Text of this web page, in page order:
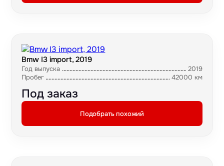
Bmw I3 import, 2019
Год выпуска
2019
Пробег
42000 км
Под заказ
Подобрать похожий